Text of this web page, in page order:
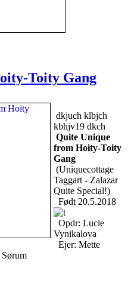
Toity Gang
dkjuch klbjch
kbhjv19 dkch
Quite Unique
from Hoity-Toity
Gang
(Uniquecottage
Taggart - Zalazar
Quite Special!)
Født 20.5.2018
Opdr: Lucie
Vynikalova
Ejer: Mette
Sørum